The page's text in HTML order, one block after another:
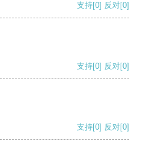
支持[0] 反对[0]
支持[0] 反对[0]
支持[0] 反对[0]